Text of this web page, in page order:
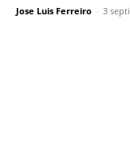
Jose Luis Ferreiro - 3